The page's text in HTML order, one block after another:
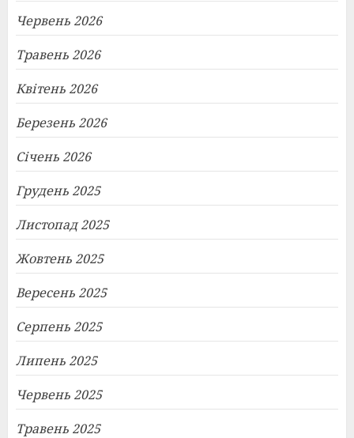
Червень 2026
Травень 2026
Квітень 2026
Березень 2026
Січень 2026
Грудень 2025
Листопад 2025
Жовтень 2025
Вересень 2025
Серпень 2025
Липень 2025
Червень 2025
Травень 2025